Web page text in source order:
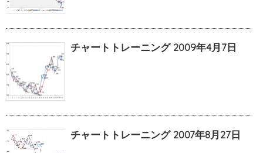
チャートトレーニング 2009年4月7日
チャートトレーニング 2007年8月27日